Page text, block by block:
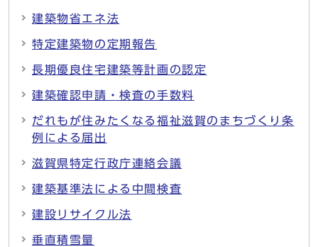
建築物省エネ法
特定建築物の定期報告
長期優良住宅建築等計画の認定
建築確認申請・検査の手数料
だれもが住みたくなる福祉滋賀のまちづくり条
例による届出
滋賀県特定行政庁連絡会議
建築基準法による中間検査
建設リサイクル法
垂直積雪量